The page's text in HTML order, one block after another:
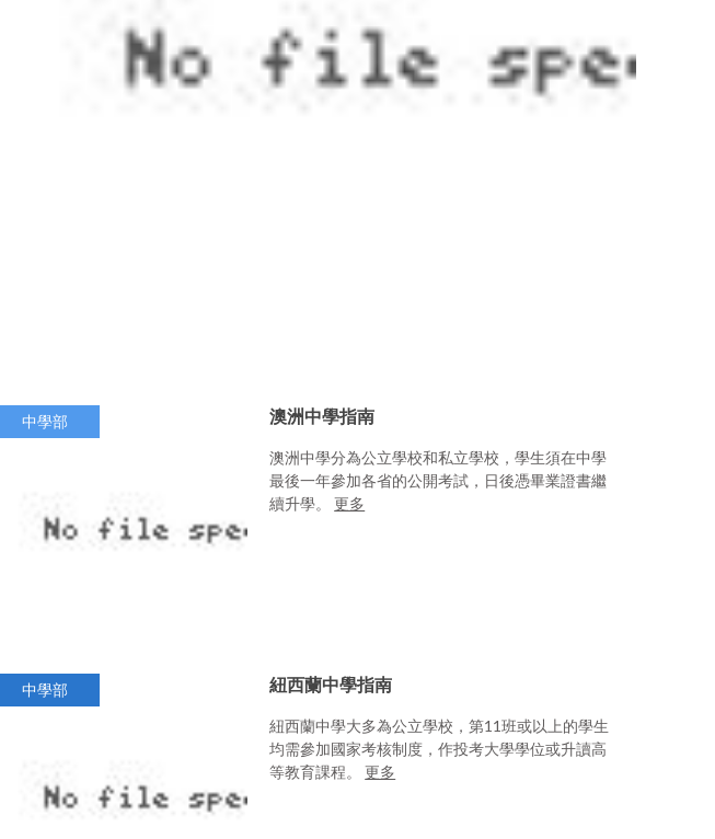
中學部 澳洲中學指南
澳洲中學分為公立學校和私立學校，學生須在中學
最後一年參加各省的公開考試，日後憑畢業證書繼
續升學。更多
中學部 紐西蘭中學指南
紐西蘭中學大多為公立學校，第11班或以上的學生
均需參加國家考核制度，作投考大學學位或升讀高
等教育課程。更多